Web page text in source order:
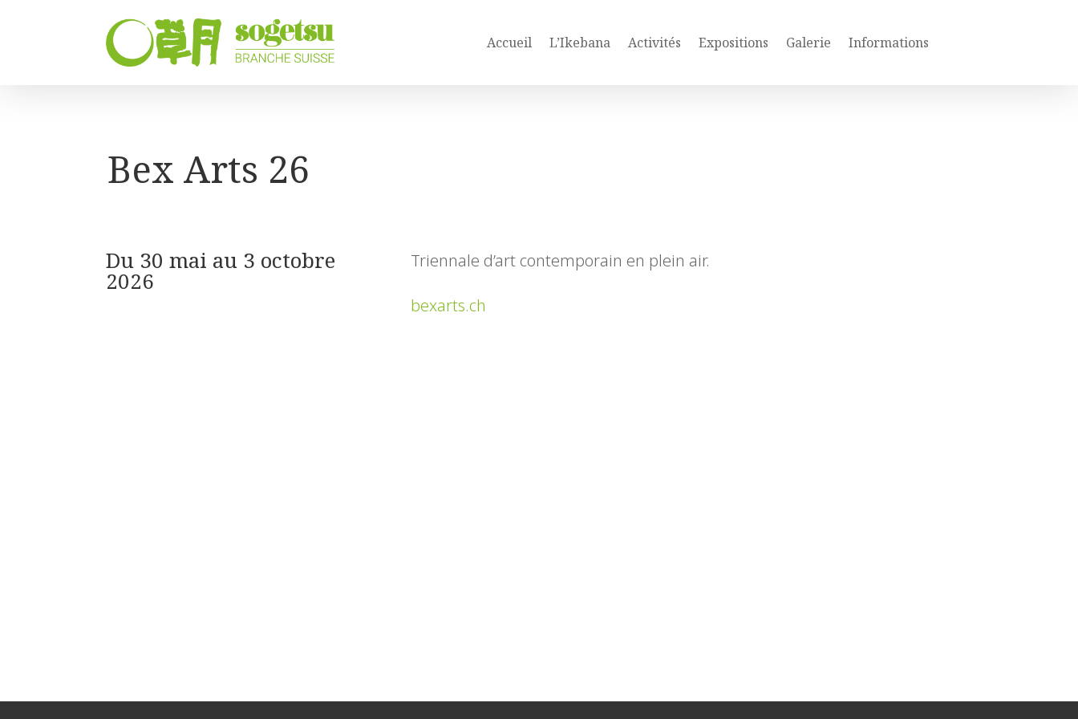
Accueil L’Ikebana Activités Expositions Galerie Informations
Bex Arts 26
Du 30 mai au 3 octobre
2026
Triennale d’art contemporain en plein air.
bexarts.ch